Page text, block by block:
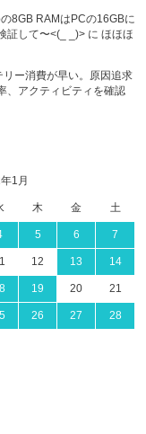
8GB RAMはPCの16GBに
証して〜<(_ _)> に ほほほ
ー消費が早い。原因追求
、アクティビティを確認
1月
木 金 土
5 6 7
12 13 14
19 20 21
26 27 28